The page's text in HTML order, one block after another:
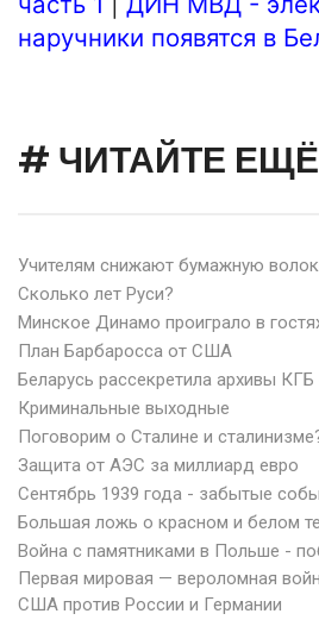
наручники появятся в
# ЧИТАЙТЕ
Учителям снижают бумажную
Сколько лет Руси?
Минское Динамо проиграло в
План Барбаросса от США
Беларусь рассекретила архивы
Криминальные выходные
Поговорим о Сталине и
Защита от АЭС за миллиард евро
Сентябрь 1939 года - забытые
Большая ложь о красном и белом
Война с памятниками в Польше -
Первая мировая — вероломная
США против России и Германии